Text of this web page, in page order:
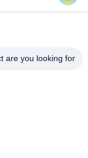
are you looking for?